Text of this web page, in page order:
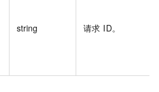
string 请求 ID。